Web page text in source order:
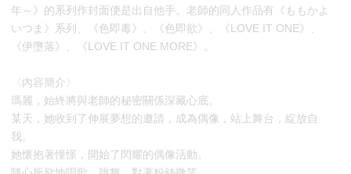
年～》的系列作封面便是出自他手。老師的同人作品有《ももかよ
いつま》系列、《色即毒》、《色即欲》、《LOVE IT ONE》、
《伊墮落》、《LOVE IT ONE MORE》。
〈內容簡介〉
瑪麗，始終將與老師的秘密關係深藏心底。
某天，她收到了伸展夢想的邀請，成為偶像，站上舞台，綻放自
我。
她懷抱著憧憬，開始了閃耀的偶像活動。